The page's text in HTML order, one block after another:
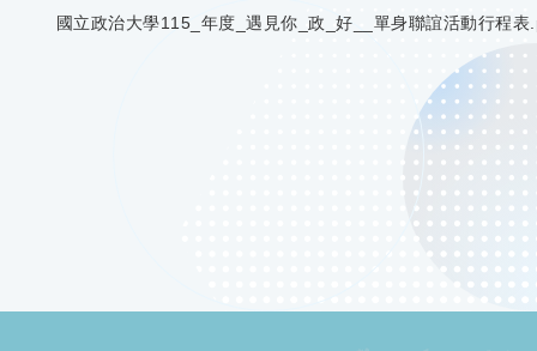
國立政治大學115_年度_遇見你_政_好__單身聯誼活動行程表